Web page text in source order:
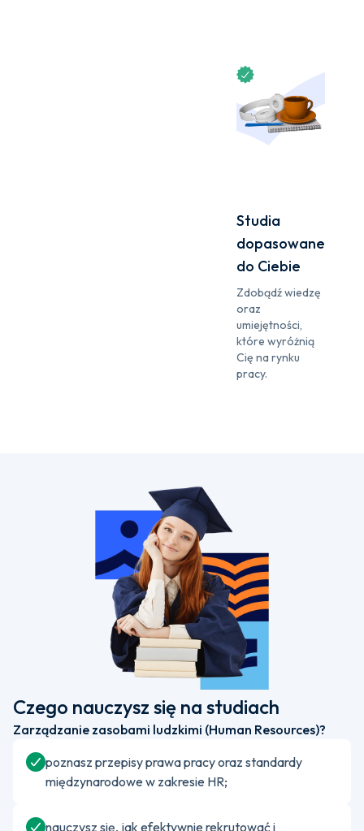
Studia
dopasowane
do Ciebie
Zdobądź wiedzę
oraz
umiejętności,
które wyróżnią
Cię na rynku
pracy.
Czego nauczysz się na studiach
Zarządzanie zasobami ludzkimi (Human Resources)?
poznasz przepisy prawa pracy oraz standardy
międzynarodowe w zakresie HR;
nauczysz się, jak efektywnie rekrutować i